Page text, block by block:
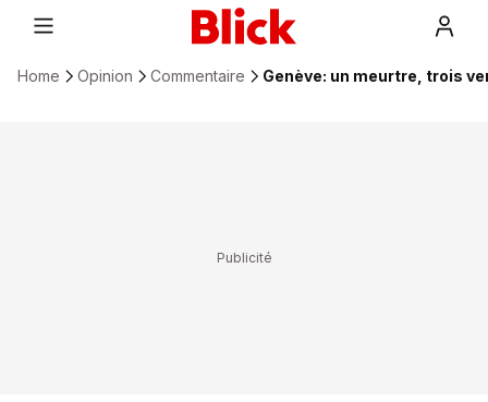
Home Opinion Commentaire Genève: un meurtre, trois